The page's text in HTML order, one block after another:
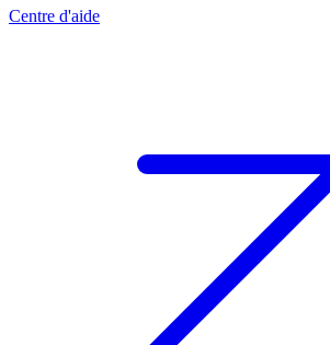
Centre d'aide